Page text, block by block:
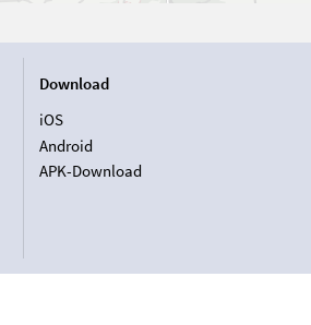
Download
iOS
Android
APK-Download